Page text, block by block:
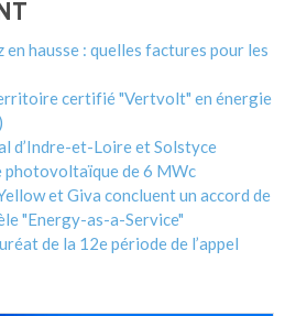
hausse : quelles factures pour les
certifié "Vertvolt" en énergie
d’Indre-et-Loire et Solstyce
photovoltaïque de 6 MWc
et Giva concluent un accord de
"Energy-as-a-Service"
de la 12e période de l’appel